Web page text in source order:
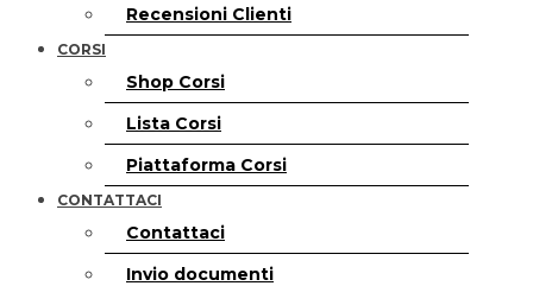
Recensioni Clienti
CORSI
Shop Corsi
Lista Corsi
Piattaforma Corsi
CONTATTACI
Contattaci
Invio documenti